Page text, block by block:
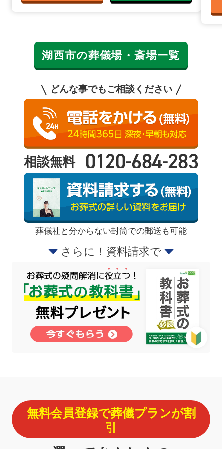
湖西市の葬儀場・斎場一覧
どんな事でもご相談ください
相談無料 0120-684-283
葬儀社と分からない封筒での郵送も可能
さらに！資料請求で
無料会員登録で葬儀プランが割
引